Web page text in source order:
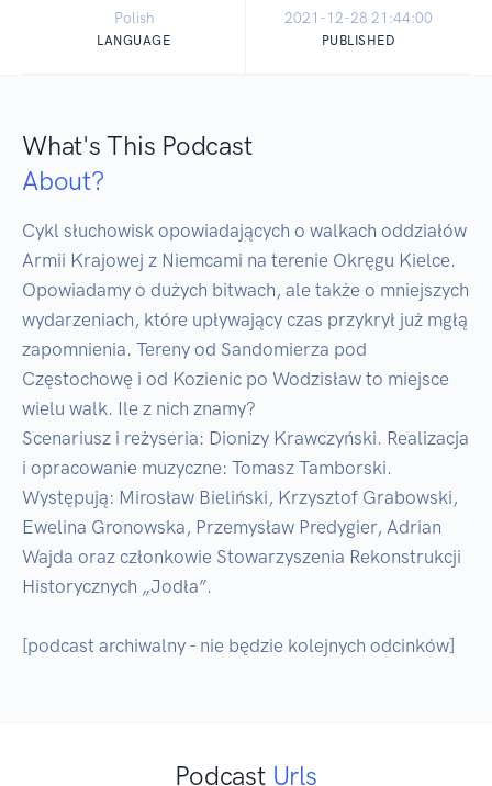
Polish
LANGUAGE
2021-12-28 21:44:00
PUBLISHED
What's This Podcast
About?
Cykl słuchowisk opowiadających o walkach oddziałów
Armii Krajowej z Niemcami na terenie Okręgu Kielce.
Opowiadamy o dużych bitwach, ale także o mniejszych
wydarzeniach, które upływający czas przykrył już mgłą
zapomnienia. Tereny od Sandomierza pod
Częstochowę i od Kozienic po Wodzisław to miejsce
wielu walk. Ile z nich znamy?
Scenariusz i reżyseria: Dionizy Krawczyński. Realizacja
i opracowanie muzyczne: Tomasz Tamborski.
Występują: Mirosław Bieliński, Krzysztof Grabowski,
Ewelina Gronowska, Przemysław Predygier, Adrian
Wajda oraz członkowie Stowarzyszenia Rekonstrukcji
Historycznych „Jodła”.
[podcast archiwalny - nie będzie kolejnych odcinków]
Podcast Urls